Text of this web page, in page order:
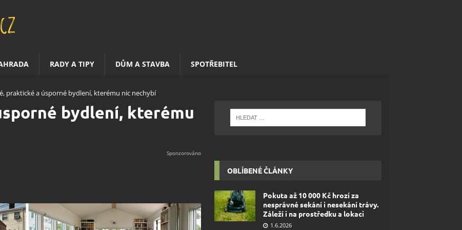
RADY A TIPY DŮM A STAVBA SPOTŘEBITEL
praktické a úsporné bydlení, kterému nic nechybí
bydlení, kterému
OBLÍBENÉ ČLÁNKY
Pokuta až 10 000 Kč hrozí za
nesprávné sekání i nesekání trávy.
Záleží i na prostředku a lokaci
1.6.2026